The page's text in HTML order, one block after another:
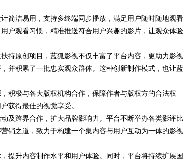
简洁易用，支持多终端同步播放，满足用户随时随地观看
户观看习惯，精准推送符合用户兴趣的影片，让观众体验
持原创项目，蓝狐影视不仅丰富了平台内容，更助力影视
并积累了一批忠实观众群体。这种创新制作模式，也让蓝
积极与各大版权机构合作，保障作者与版权方的合法权
获得最佳的视觉享受。
及跨界合作，扩大品牌影响力。平台不断举办各类影评比
销之道，致力于构建一个集内容与用户互动为一体的影视
提升内容制作水平和用户体验。同时，平台将持续扩展国